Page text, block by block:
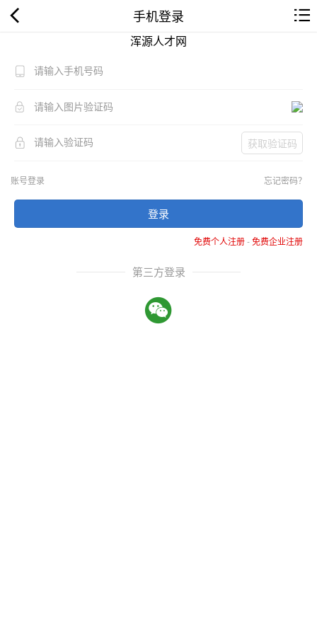
手机登录
浑源人才网
获取验证码
账号登录 忘记密码？
登录
免费个人注册-免费企业注册
第三方登录